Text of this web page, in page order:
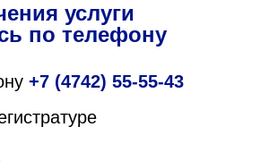
услуги
по телефону
+7 (4742) 55-55-43